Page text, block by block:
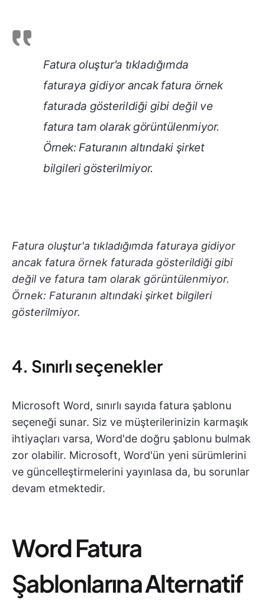
Fatura oluştur'a tıkladığımda
faturaya gidiyor ancak fatura örnek
faturada gösterildiği gibi değil ve
fatura tam olarak görüntülenmiyor.
Örnek: Faturanın altındaki şirket
bilgileri gösterilmiyor.
Fatura oluştur'a tıkladığımda faturaya gidiyor
ancak fatura örnek faturada gösterildiği gibi
değil ve fatura tam olarak görüntülenmiyor.
Örnek: Faturanın altındaki şirket bilgileri
gösterilmiyor.
4. Sınırlı seçenekler
Microsoft Word, sınırlı sayıda fatura şablonu
seçeneği sunar. Siz ve müşterilerinizin karmaşık
ihtiyaçları varsa, Word'de doğru şablonu bulmak
zor olabilir. Microsoft, Word'ün yeni sürümlerini
ve güncelleştirmelerini yayınlasa da, bu sorunlar
devam etmektedir.
Word Fatura
Şablonlarına Alternatif